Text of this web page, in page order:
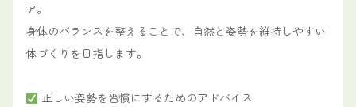
ア。
身体のバランスを整えることで、自然と姿勢を維持しやすい
体づくりを目指します。
正しい姿勢を習慣にするためのアドバイス